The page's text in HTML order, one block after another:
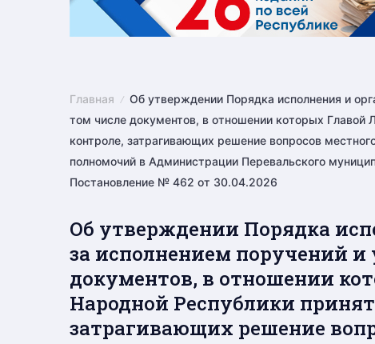
Главная
Об утверждении Порядка исполнения и
том числе документов, в отношении которых Главой
контроле, затрагивающих решение вопросов
полномочий в Администрации Перевальского
Постановление № 462 от 30.04.2026
Об утверждении Порядка
за исполнением поручений и
документов, в отношении
Народной Республики
затрагивающих решение